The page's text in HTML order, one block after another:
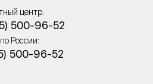
центр:
500-96-52
России:
500-96-52